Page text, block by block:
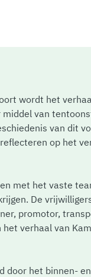
wordt het
van
van dit
op het
met het vaste
De
promotor,
verhaal van
door het binnen-